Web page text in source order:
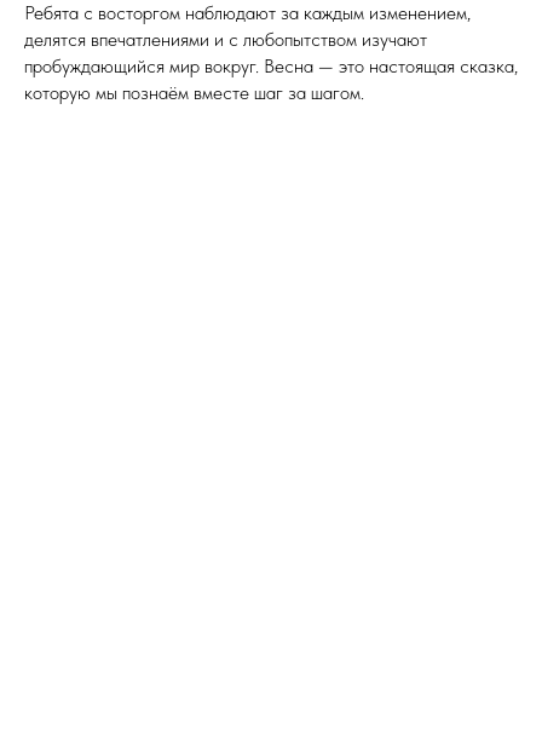
Ребята с восторгом наблюдают за каждым изменением,
делятся впечатлениями и с любопытством изучают
пробуждающийся мир вокруг. Весна — это настоящая сказка,
которую мы познаём вместе шаг за шагом.